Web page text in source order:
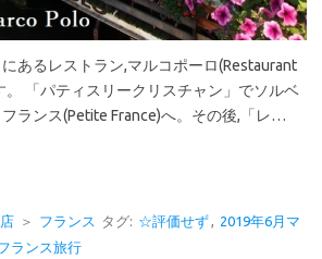
あるレストラン,マルコポーロ(Restaurant
。 「パティスリークリスチャン」でソルベ
ランス(Petite France)へ。その後,「レ…
＞ フランス タグ: ☆評価せず, 2019年6月マ
ランス旅行